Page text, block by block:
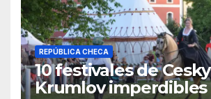
REPÚBLICA CHECA
10 festivales de Cesky
Krumlov imperdibles